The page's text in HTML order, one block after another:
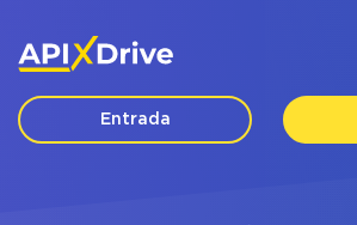
Entrada